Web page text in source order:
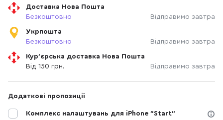
Доставка Нова Пошта
Безкоштовно
Відправимо завтра
Укрпошта
Безкоштовно
Відправимо завтра
Кур'єрська доставка Нова Пошта
Від 150 грн.
Відправимо завтра
Додаткові пропозиції
Комплекс налаштувань для iPhone "Start"